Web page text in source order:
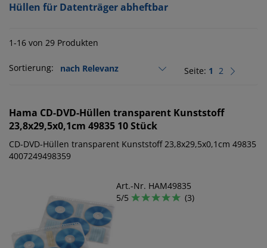
Hüllen für Datenträger abheftbar
1-16 von 29 Produkten
Sortierung: Seite: 1 2
Hama CD-DVD-Hüllen transparent Kunststoff
23,8x29,5x0,1cm 49835 10 Stück
CD-DVD-Hüllen transparent Kunststoff 23,8x29,5x0,1cm 49835
4007249498359
Art.-Nr. HAM49835
5/5
(3)